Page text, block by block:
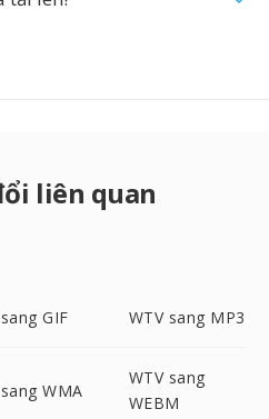
liên quan
GIF WTV sang MP3
WMA
WTV sang
WEBM